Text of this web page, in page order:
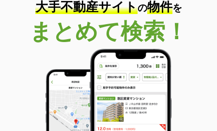
大手不動産サイトの物件を
まとめて検索！